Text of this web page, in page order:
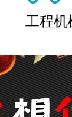
工程机
养老护
十二月：
跟“emo”